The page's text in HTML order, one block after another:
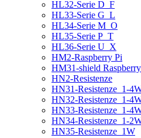
HL32-Serie D_F
HL33-Serie G_L
HL34-Serie M_O
HL35-Serie P_T
HL36-Serie U_X
HM2-Raspberry Pi
HM31-shield
HN2-Resistenze
HN31-Resistenze_1-
HN32-Resistenze_1-
HN33-Resistenze_1-
HN34-Resistenze_1-
HN35-Resistenze_1W